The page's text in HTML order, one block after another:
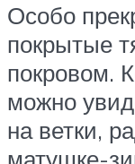
Особо
покрытые
покровом.
можно
на ветки,